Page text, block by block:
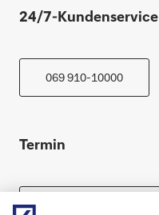
24/7-Kundenservice
069 910-10000
Termin